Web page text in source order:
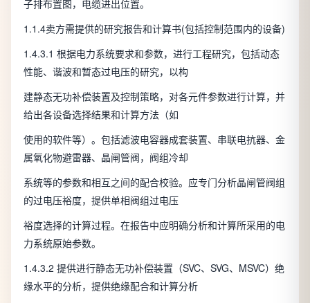
子排布置图，电缆进出位置。
1.1.4卖方需提供的研究报告和计算书(包括控制范围内的设备)
1.4.3.1 根据电力系统要求和参数，进行工程研究，包括动态
性能、谐波和暂态过电压的研究，以构
建静态无功补偿装置及控制策略，对各元件参数进行计算，并
给出各设备选择结果和计算方法（如
使用的软件等）。包括滤波电容器成套装置、串联电抗器、金
属氧化物避雷器、晶闸管阀，阀组冷却
系统等的参数和相互之间的配合校验。应专门分析晶闸管阀组
的过电压裕度，提供单相阀组过电压
裕度选择的计算过程。在报告中应明确分析和计算所采用的电
力系统原始参数。
1.4.3.2 提供进行静态无功补偿装置（SVC、SVG、MSVC）绝
缘水平的分析，提供绝缘配合和计算分析